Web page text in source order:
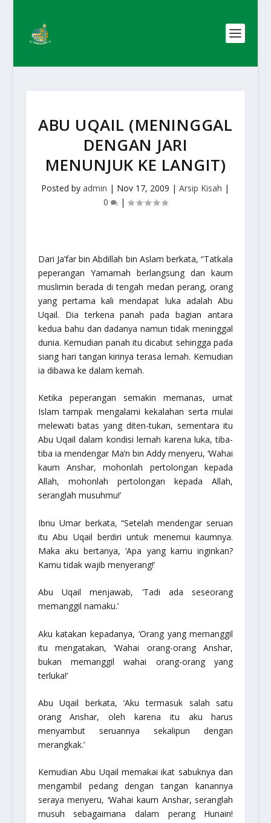
ABU UQAIL (MENINGGAL
DENGAN JARI
MENUNJUK KE LANGIT)
Posted byadmin | Nov 17, 2009 |Arsip Kisah |
0
|
Dari Ja’far bin Abdillah bin Aslam berkata, “Tatkala
peperangan Yamamah berlangsung dan kaum
muslimin berada di tengah medan perang, orang
yang pertama kali mendapat luka adalah Abu
Uqail. Dia terkena panah pada bagian antara
kedua bahu dan dadanya namun tidak meninggal
dunia. Kemudian panah itu dicabut sehingga pada
siang hari tangan kirinya terasa lemah. Kemudian
ia dibawa ke dalam kemah.
Ketika peperangan semakin memanas, umat
Islam tampak mengalami kekalahan serta mulai
melewati batas yang diten-tukan, sementara itu
Abu Uqail dalam kondisi lemah karena luka, tiba-
tiba ia mendengar Ma’n bin Addy menyeru,‘Wahai
kaum Anshar, mohonlah pertolongan kepada
Allah, mohonlah pertolongan kepada Allah,
seranglah musuhmu!’
Ibnu Umar berkata,“Setelah mendengar seruan
itu Abu Uqail berdiri untuk menemui kaumnya.
Maka aku bertanya, ‘Apa yang kamu inginkan?
Kamu tidak wajib menyerang!’
Abu Uqail menjawab, ‘Tadi ada seseorang
memanggil namaku.’
Aku katakan kepadanya, ‘Orang yang memanggil
itu mengatakan, ‘Wahai orang-orang Anshar,
bukan memanggil wahai orang-orang yang
terluka!’
Abu Uqail berkata, ‘Aku termasuk salah satu
orang Anshar, oleh karena itu aku harus
menyambut seruannya sekalipun dengan
merangkak.’
Kemudian Abu Uqail memakai ikat sabuknya dan
mengambil pedang dengan tangan kanannya
seraya menyeru, ‘Wahai kaum Anshar, seranglah
musuh sebagaimana dalam perang Hunain!